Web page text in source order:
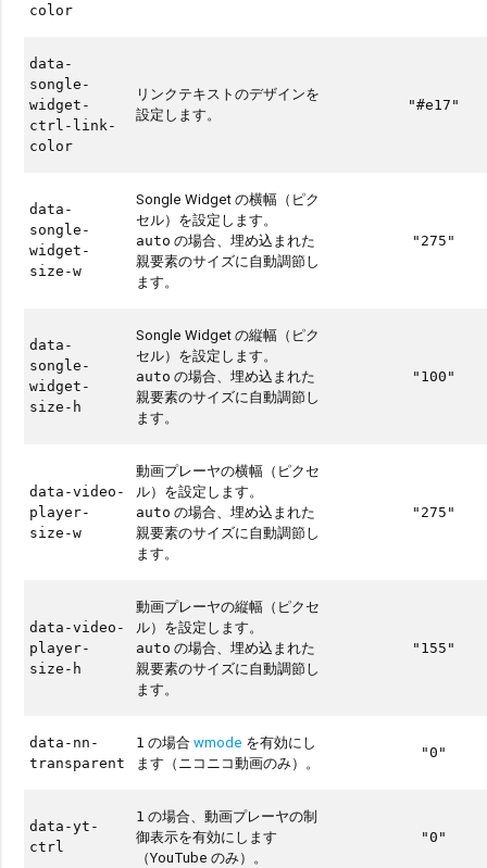
color
data-
songle-
widget-
ctrl-link-
color
リンクテキストのデザインを
設定します。
"#e17"
data-
songle-
widget-
size-w
Songle Widget の横幅（ピク
セル）を設定します。
auto の場合、埋め込まれた
親要素のサイズに自動調節し
ます。
"275"
data-
songle-
widget-
size-h
Songle Widget の縦幅（ピク
セル）を設定します。
auto の場合、埋め込まれた
親要素のサイズに自動調節し
ます。
"100"
data-video-
player-
size-w
動画プレーヤの横幅（ピクセ
ル）を設定します。
auto の場合、埋め込まれた
親要素のサイズに自動調節し
ます。
"275"
data-video-
player-
size-h
動画プレーヤの縦幅（ピクセ
ル）を設定します。
auto の場合、埋め込まれた
親要素のサイズに自動調節し
ます。
"155"
data-nn-
transparent
1 の場合wmode を有効にし
ます（ニコニコ動画のみ）。
"0"
data-yt-
ctrl
1 の場合、動画プレーヤの制
御表示を有効にします
（YouTube のみ）。
"0"